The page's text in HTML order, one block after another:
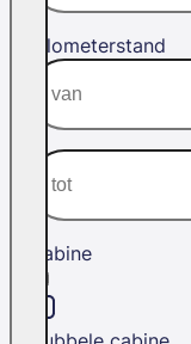
Kilometerstand
Cabine